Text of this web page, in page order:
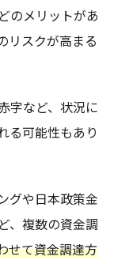
のメリットがあ
リスクが高まる
字など、状況に
る可能性もあり
グや日本政策金
、複数の資金調
せて資金調達方